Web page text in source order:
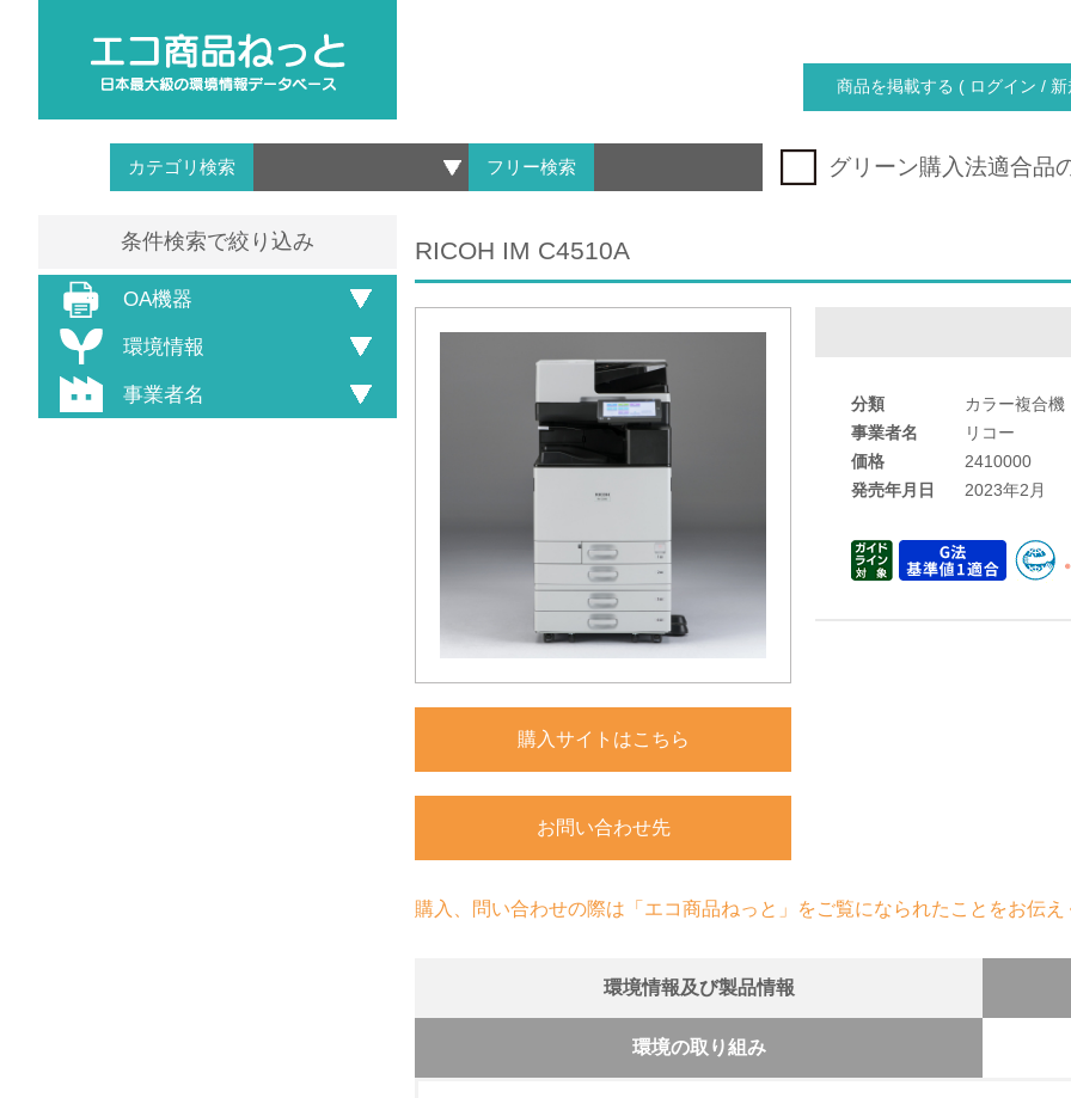
商品を掲載する ( ログイン / 新
カテゴリ検索 フリー検索 グリーン購入法適合品
条件検索で絞り込み
OA機器
環境情報
事業者名
RICOH IM C4510A
購入サイトはこちら
お問い合わせ先
分類
カラー複合機
事業者名
リコー
価格
2410000
発売年月日
2023年2月
購入、問い合わせの際は「エコ商品ねっと」をご覧になられたことをお伝え
環境情報及び製品情報
環境の取り組み